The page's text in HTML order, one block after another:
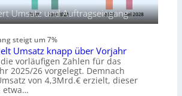
Umsatz und Auftragseingang
steigt um 7%
Umsatz knapp über Vorjahr
vorläufigen Zahlen für das
2025/26 vorgelegt. Demnach
von 4,3Mrd.€ erzielt, dieser
etwa…